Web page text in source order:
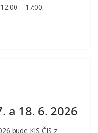
– 17:00.
a 18. 6. 2026
bude KIS ČJS z